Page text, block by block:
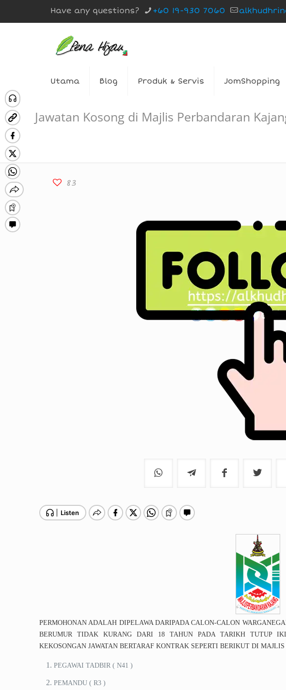
Have any questions? +60 19-930 7060
Utama Blog Produk & Servis JomShopping
Jawatan Kosong di Majlis Perbandaran
83
PERMOHONAN ADALAH DIPELAWA DARIPADA CALON-CALON
BERUMUR TIDAK KURANG DARI 18 TAHUN PADA TARIKH TUTUP
KEKOSONGAN JAWATAN BERTARAF KONTRAK SEPERTI BERIKUT DI
PEGAWAI TADBIR ( N41 )
PEMANDU ( R3 )